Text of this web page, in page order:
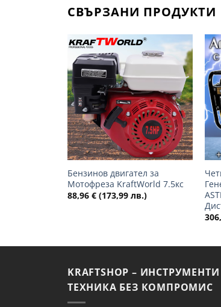
СВЪРЗАНИ ПРОДУКТИ
Добави
в
желани
+
Бензинов двигател за
Мотофреза KraftWorld 7.5кс
88,96 € (173,99 лв.)
KRAFTSHOP –
ТЕХНИКА БЕЗ КОМПРОМИС